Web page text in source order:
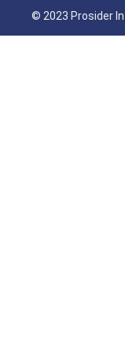
© 2023 Prosider